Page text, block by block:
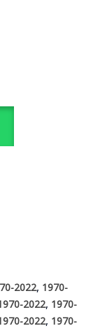
2022, 1970-
2022, 1970-
2022, 1970-